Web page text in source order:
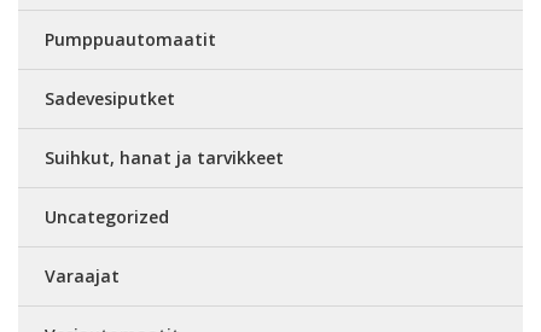
Pumppuautomaatit
Sadevesiputket
Suihkut, hanat ja tarvikkeet
Uncategorized
Varaajat